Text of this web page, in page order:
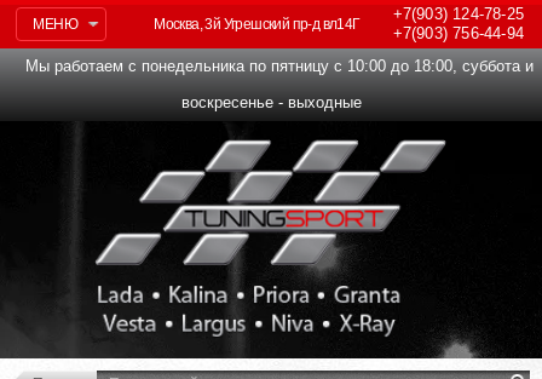
МЕНЮ
+7(903)124-78-25
+7(903)756-44-94
Москва, 3й Угрешский пр-д вл14Г
Мы работаем с понедельника по пятницу с 10:00 до 18:00, суббота и
воскресенье - выходные